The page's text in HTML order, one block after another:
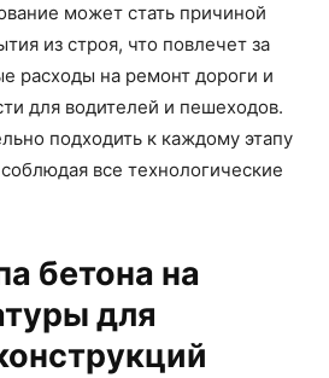
может стать причиной
из строя, что повлечет за
расходы на ремонт дороги и
для водителей и пешеходов.
подходить к каждому этапу
все технологические
бетона на
для